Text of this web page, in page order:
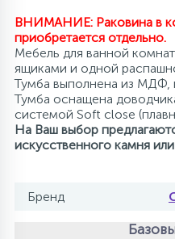
ВНИМАНИЕ: Раковина в
приобретается отдельно.
Мебель для ванной
ящиками и одной
Тумба выполнена из МДФ,
Тумба оснащена
системой Soft close
На Ваш выбор
искусственного камня
Бренд